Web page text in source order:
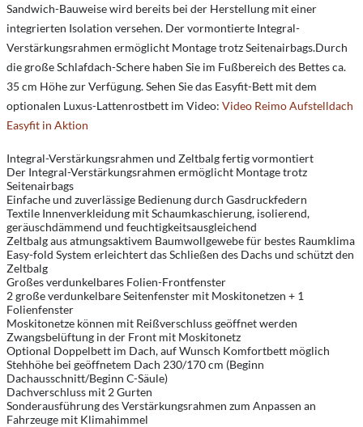
Sandwich-Bauweise wird bereits bei der Herstellung mit einer
integrierten Isolation versehen. Der vormontierte Integral-
Verstärkungsrahmen ermöglicht Montage trotz Seitenairbags.Durch
die große Schlafdach-Schere haben Sie im Fußbereich des Bettes ca.
35 cm Höhe zur Verfügung. Sehen Sie das Easyfit-Bett mit dem
optionalen Luxus-Lattenrostbett im Video: Video Reimo Aufstelldach
Easyfit in Aktion
Integral-Verstärkungsrahmen und Zeltbalg fertig vormontiert
Der Integral-Verstärkungsrahmen ermöglicht Montage trotz
Seitenairbags
Einfache und zuverlässige Bedienung durch Gasdruckfedern
Textile Innenverkleidung mit Schaumkaschierung, isolierend,
geräuschdämmend und feuchtigkeitsausgleichend
Zeltbalg aus atmungsaktivem Baumwollgewebe für bestes Raumklima
Easy-fold System erleichtert das Schließen des Dachs und schützt den
Zeltbalg
Großes verdunkelbares Folien-Frontfenster
2 große verdunkelbare Seitenfenster mit Moskitonetzen + 1
Folienfenster
Moskitonetze können mit Reißverschluss geöffnet werden
Zwangsbelüftung in der Front mit Moskitonetz
Optional Doppelbett im Dach, auf Wunsch Komfortbett möglich
Stehhöhe bei geöffnetem Dach 230/170 cm (Beginn
Dachausschnitt/Beginn C-Säule)
Dachverschluss mit 2 Gurten
Sonderausführung des Verstärkungsrahmen zum Anpassen an
Fahrzeuge mit Klimahimmel